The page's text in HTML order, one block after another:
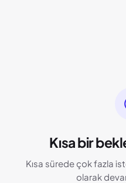
Kısa bir
Kısa sürede çok fazla
olarak